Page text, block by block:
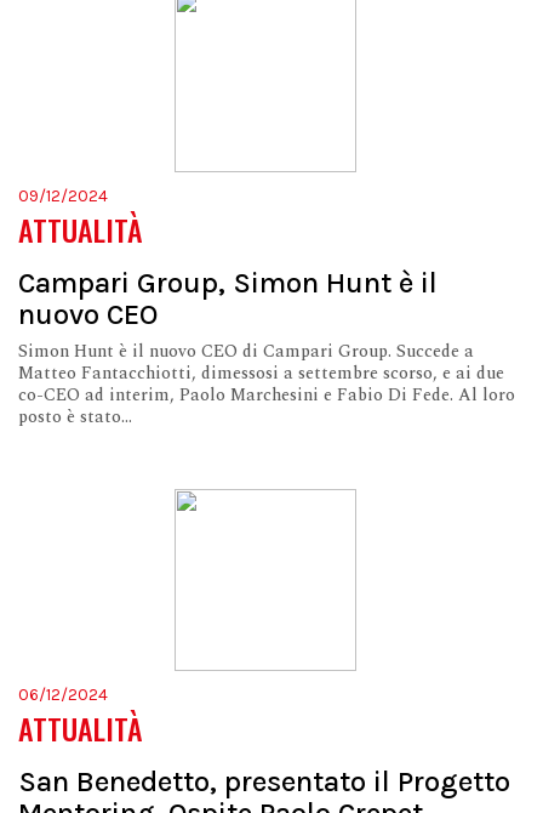
09/12/2024
ATTUALITÀ
Campari Group, Simon Hunt è il
nuovo CEO
Simon Hunt è il nuovo CEO di Campari Group. Succede a
Matteo Fantacchiotti, dimessosi a settembre scorso, e ai due
co-CEO ad interim, Paolo Marchesini e Fabio Di Fede. Al loro
posto è stato...
06/12/2024
ATTUALITÀ
San Benedetto, presentato il Progetto